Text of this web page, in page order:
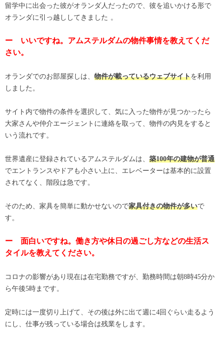
留学中に出会った彼がオランダ人だったので、彼を追いかける形で
オランダに引っ越ししてきました 。
ー いいですね。アムステルダムの物件事情を教えてくだ
さい。
オランダでのお部屋探しは、 物件が載っているウェブサイトを利用
しました。
サイト内で物件の条件を選択して、気に入った物件が見つかったら
大家さんや仲介エージェントに連絡を取って、物件の内見をすると
いう流れです。
世界遺産に登録されているアムステルダムは、 築100年の建物が普通
でエントランスやドアも小さい上に、エレベーターは基本的に設置
されてなく、階段は急です。
そのため、家具を簡単に動かせないので家具付きの物件が多いで
す。
ー 面白いですね。働き方や休日の過ごし方などの生活ス
タイルを教えてください。
コロナの影響があり現在は在宅勤務ですが、勤務時間は朝8時45分か
ら午後5時まです。
定時には一度切り上げて、その後は外に出て週に4回ぐらい走るよう
にし、仕事が残っている場合は残業をします。